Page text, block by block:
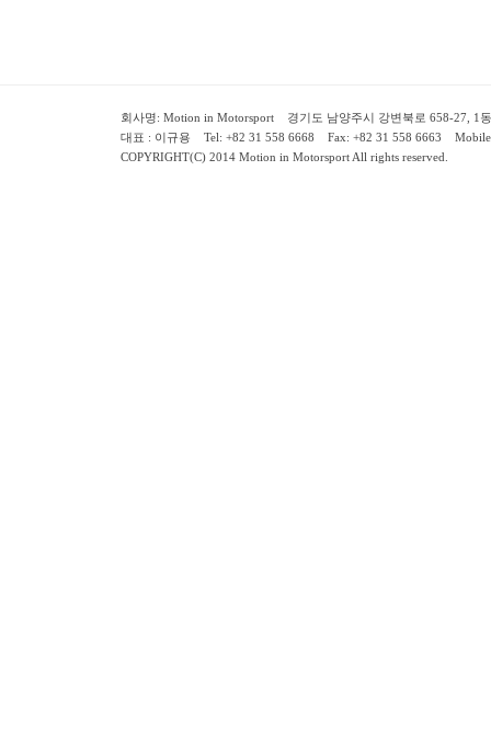
회사명: Motion in Motorsport 경기도 남양주시 강변북로 658-27, 1동
대표 : 이규용 Tel: +82 31 558 6668 Fax: +82 31 558 6663
COPYRIGHT(C) 2014 Motion in Motorsport All rights reserved.